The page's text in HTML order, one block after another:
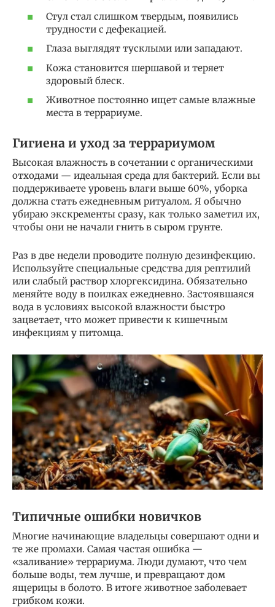
Стул стал слишком твердым, появились
трудности с дефекацией.
Глаза выглядят тусклыми или западают.
Кожа становится шершавой и теряет
здоровый блеск.
Животное постоянно ищет самые влажные
места в террариуме.
Гигиена и уход за террариумом
Высокая влажность в сочетании с органическими
отходами — идеальная среда для бактерий. Если вы
поддерживаете уровень влаги выше 60%, уборка
должна стать ежедневным ритуалом. Я обычно
убираю экскременты сразу, как только заметил их,
чтобы они не начали гнить в сыром грунте.
Раз в две недели проводите полную дезинфекцию.
Используйте специальные средства для рептилий
или слабый раствор хлоргексидина. Обязательно
меняйте воду в поилках ежедневно. Застоявшаяся
вода в условиях высокой влажности быстро
зацветает, что может привести к кишечным
инфекциям у питомца.
Типичные ошибки новичков
Многие начинающие владельцы совершают одни и
те же промахи. Самая частая ошибка —
«заливание» террариума. Люди думают, что чем
больше воды, тем лучше, и превращают дом
ящерицы в болото. В итоге животное заболевает
грибком кожи.